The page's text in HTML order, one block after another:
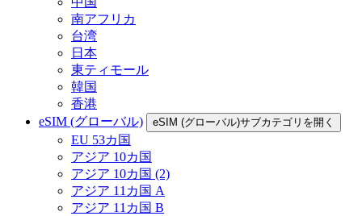
南アフリカ
台湾
日本
東ティモール
韓国
香港
eSIM (グローバル)
eSIM (グローバル)サブカテゴリを開く
EU 53カ国
アジア 10カ国
アジア 10カ国 (2)
アジア 11カ国 A
アジア 11カ国 B